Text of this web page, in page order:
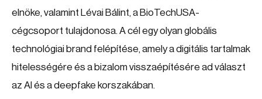
elnöke, valamint Lévai Bálint, a BioTechUSA-
cégcsoport tulajdonosa. A cél egy olyan globális
technológiai brand felépítése, amely a digitális tartalmak
hitelességére és a bizalom visszaépítésére ad választ
az AI és a deepfake korszakában.